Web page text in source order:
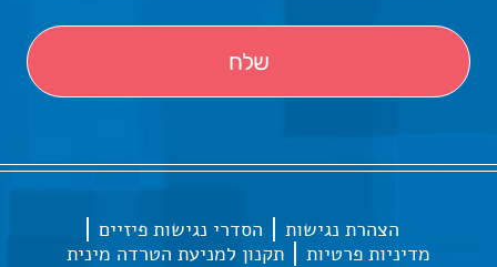
הצהרת נגישות
הסדרי נגישות פיזיים
מדיניות פרטיות
תקנון למניעת הטרדה מינית